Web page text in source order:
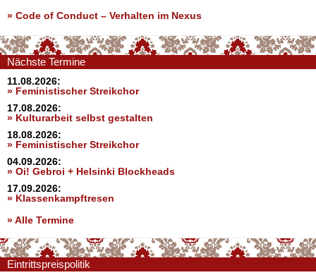
» Code of Conduct – Verhalten im Nexus
Nächste Termine
11.08.2026:
» Feministischer Streikchor
17.08.2026:
» Kulturarbeit selbst gestalten
18.08.2026:
» Feministischer Streikchor
04.09.2026:
» Oi! Gebroi + Helsinki Blockheads
17.09.2026:
» Klassenkampftresen
» Alle Termine
Eintrittspreispolitik